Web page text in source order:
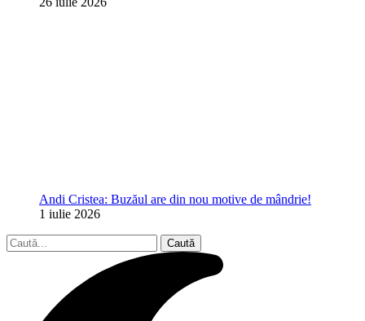
Andi Cristea: Buzăul are din nou motive de mândrie!
1 iulie 2026